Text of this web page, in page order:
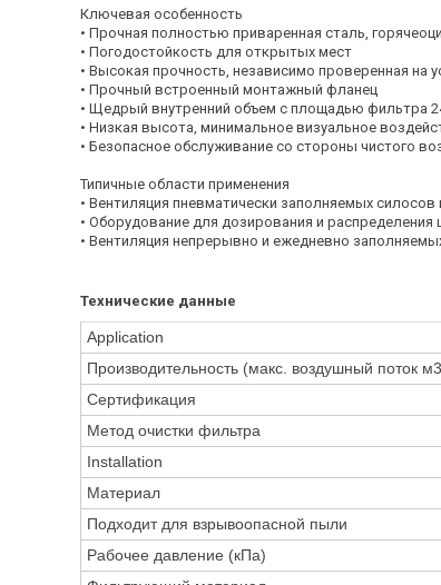
Ключевая особенность
• Прочная полностью приваренная сталь,
• Погодостойкость для открытых мест
• Высокая прочность, независимо проверенная на
• Прочный встроенный монтажный фланец
• Щедрый внутренний объем с площадью фильтра
• Низкая высота, минимальное визуальное
• Безопасное обслуживание со стороны чистого
Типичные области применения
• Вентиляция пневматически заполняемых силосов
• Оборудование для дозирования и распределения
• Вентиляция непрерывно и ежедневно
Технические данные
Application
Производительность (макс. воздушный поток
Сертификация
Метод очистки фильтра
Installation
Материал
Подходит для взрывоопасной пыли
Рабочее давление (кПа)